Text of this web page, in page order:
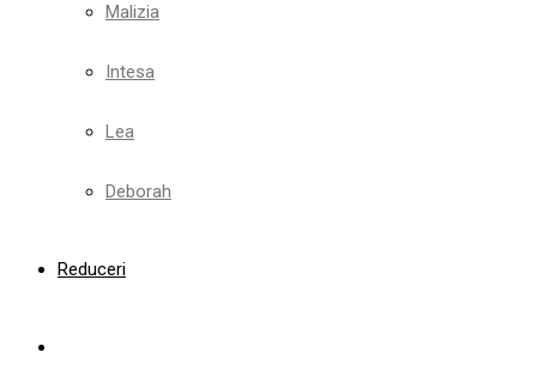
Malizia
Intesa
Lea
Deborah
Reduceri